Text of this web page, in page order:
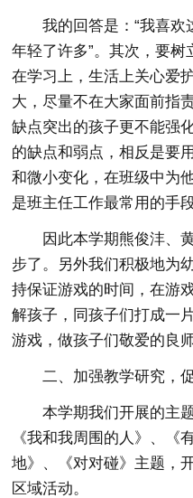
我的回答是：“我喜
年轻了许多”。其次，要树
在学习上，生活上关心爱
大，尽量不在大家面前指
缺点突出的孩子更不能强
的缺点和弱点，相反是要
和微小变化，在班级中为
是班主任工作最常用的手段
因此本学期熊俊沣、
步了。另外我们积极地为
持保证游戏的时间，在游
解孩子，同孩子们打成一
游戏，做孩子们敬爱的良师
二、加强教学研究，
本学期我们开展的主
《我和我周围的人》、《
地》、《对对碰》主题，
区域活动。